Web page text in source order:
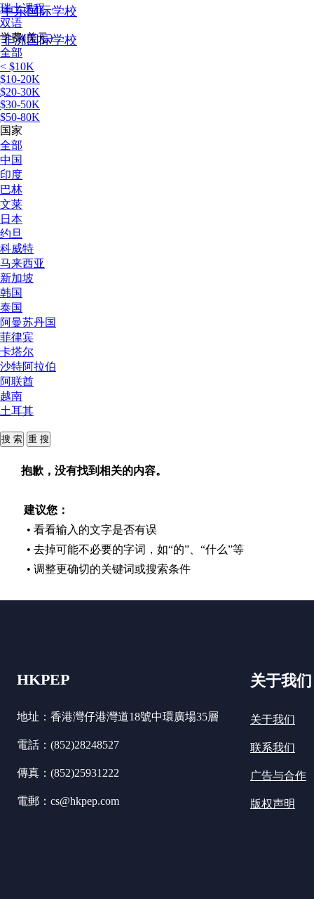
中东国际学校
非洲国际学校
瑞士课程
双语
学费(美元）
全部
< $10K
$10-20K
$20-30K
$30-50K
$50-80K
国家
全部
中国
印度
巴林
文莱
日本
约旦
科威特
马来西亚
新加坡
韩国
泰国
阿曼苏丹国
菲律宾
卡塔尔
沙特阿拉伯
阿联酋
越南
土耳其
抱歉，没有找到相关的内容。
建议您：
• 看看输入的文字是否有误
• 去掉可能不必要的字词，如“的”、“什么”等
• 调整更确切的关键词或搜索条件
HKPEP
地址：香港灣仔港灣道18號中環廣場35層
電話：(852)28248527
傳真：(852)25931222
電郵：cs@hkpep.com
关于我们
关于我们
联系我们
广告与合作
版权声明